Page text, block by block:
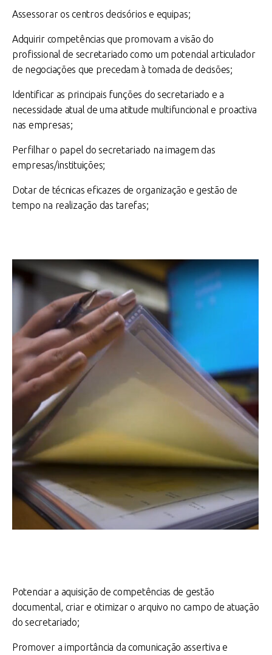
Assessorar os centros decisórios e equipas;
Adquirir competências que promovam a visão do
profissional de secretariado como um potencial articulador
de negociações que precedam à tomada de decisões;
Identificar as principais funções do secretariado e a
necessidade atual de uma atitude multifuncional e proactiva
nas empresas;
Perfilhar o papel do secretariado na imagem das
empresas/instituições;
Dotar de técnicas eficazes de organização e gestão de
tempo na realização das tarefas;
Potenciar a aquisição de competências de gestão
documental, criar e otimizar o arquivo no campo de atuação
do secretariado;
Promover a importância da comunicação assertiva e